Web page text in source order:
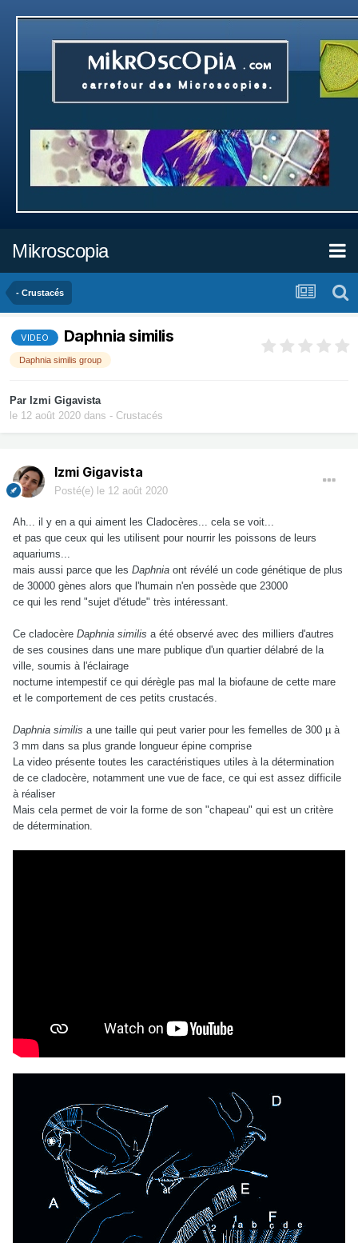
Mikroscopia
- Crustacés
VIDEO Daphnia similis
Daphnia similis group
Par Izmi Gigavista
le 12 août 2020 dans - Crustacés
Izmi Gigavista
Posté(e) le 12 août 2020
Ah... il y en a qui aiment les Cladocères... cela se voit...
et pas que ceux qui les utilisent pour nourrir les poissons de leurs
aquariums...
mais aussi parce que les Daphnia ont révélé un code génétique de plus
de 30000 gènes alors que l'humain n'en possède que 23000
ce qui les rend "sujet d'étude" très intéressant.
Ce cladocère Daphnia similis a été observé avec des milliers d'autres
de ses cousines dans une mare publique d'un quartier délabré de la
ville, soumis à l'éclairage
nocturne intempestif ce qui dérègle pas mal la biofaune de cette mare
et le comportement de ces petits crustacés.
Daphnia similis a une taille qui peut varier pour les femelles de 300 µ à
3 mm dans sa plus grande longueur épine comprise
La video présente toutes les caractéristiques utiles à la détermination
de ce cladocère, notamment une vue de face, ce qui est assez difficile
à réaliser
Mais cela permet de voir la forme de son "chapeau" qui est un critère
de détermination.